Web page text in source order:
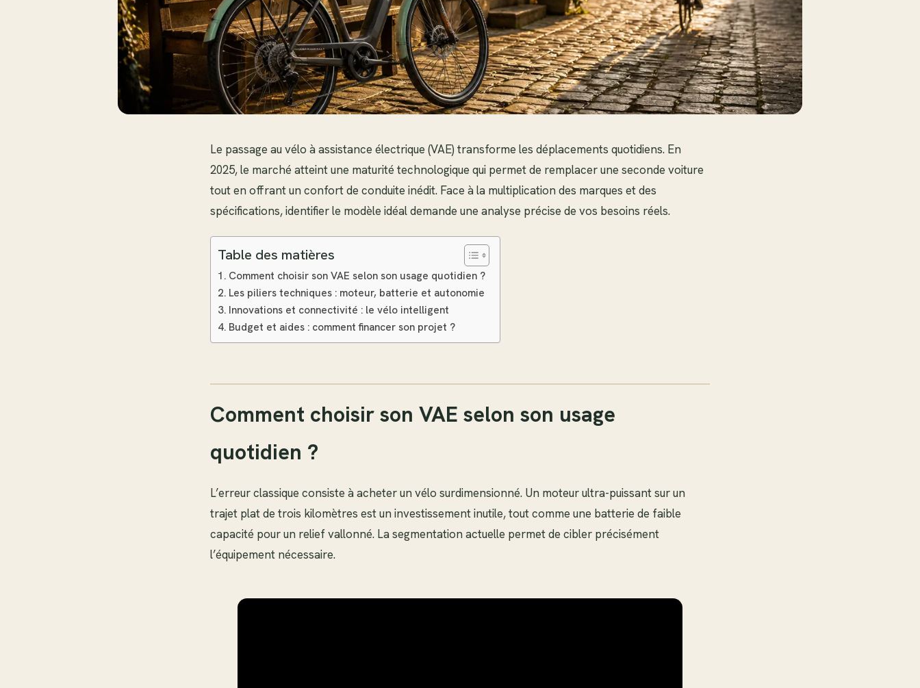
Le passage au vélo à assistance électrique (VAE) transforme les déplacements quotidiens. En
2025, le marché atteint une maturité technologique qui permet de remplacer une seconde voiture
tout en offrant un confort de conduite inédit. Face à la multiplication des marques et des
spécifications, identifier le modèle idéal demande une analyse précise de vos besoins réels.
Table des matières
Comment choisir son VAE selon son usage quotidien ?
Les piliers techniques : moteur, batterie et autonomie
Innovations et connectivité : le vélo intelligent
Budget et aides : comment financer son projet ?
Comment choisir son VAE selon son usage
quotidien ?
L’erreur classique consiste à acheter un vélo surdimensionné. Un moteur ultra-puissant sur un
trajet plat de trois kilomètres est un investissement inutile, tout comme une batterie de faible
capacité pour un relief vallonné. La segmentation actuelle permet de cibler précisément
l’équipement nécessaire.